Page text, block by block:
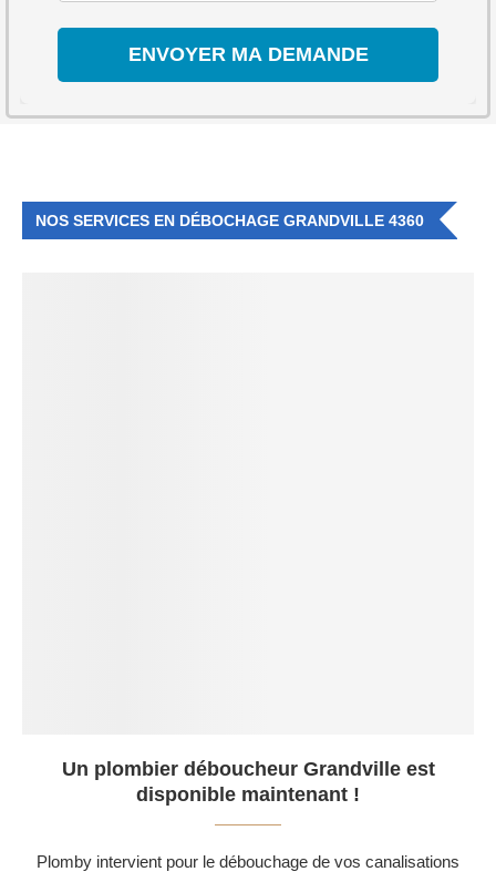
NOS SERVICES EN DÉBOCHAGE GRANDVILLE 4360
Un plombier déboucheur Grandville est
disponible maintenant !
Plomby intervient pour le débouchage de vos canalisations